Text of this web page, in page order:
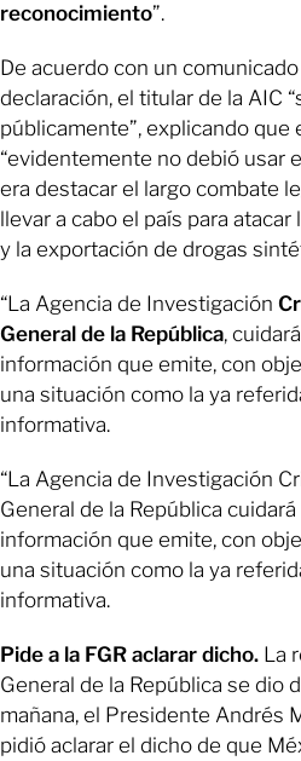
reconocimiento”.
De acuerdo con un
declaración, el titular de la AIC
públicamente”, explicando que
“evidentemente no debió usar
era destacar el largo combate
llevar a cabo el país para
y la exportación de drogas
“La Agencia de Investigación
General de la República,
información que emite, con
una situación como la ya
informativa.
“La Agencia de Investigación
General de la República
información que emite, con
una situación como la ya
informativa.
Pide a la FGR aclarar dicho. La
General de la República se dio
mañana, el Presidente Andrés
pidió aclarar el dicho de que